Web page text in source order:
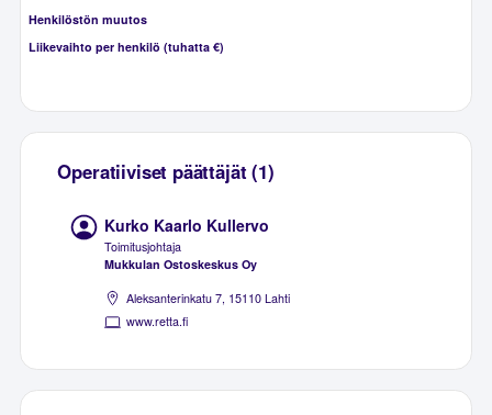
Henkilöstön muutos
Liikevaihto per henkilö (tuhatta €)
Operatiiviset päättäjät (1)
Kurko Kaarlo Kullervo
Toimitusjohtaja
Mukkulan Ostoskeskus Oy
Aleksanterinkatu 7, 15110 Lahti
www.retta.fi